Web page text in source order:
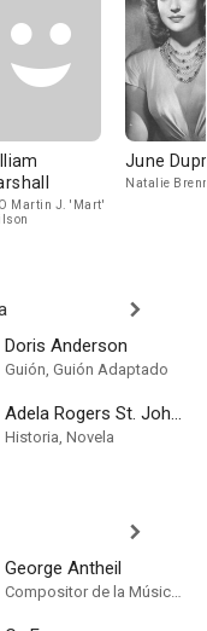
Martin J. 'Mart'
June
Natalie
Doris Anderson
Guión, Guión Adaptado
Adela Rogers St. Johns
Historia, Novela
George Antheil
Compositor de la Música Original